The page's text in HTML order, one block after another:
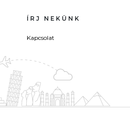
ÍRJ NEKÜNK
Kapcsolat